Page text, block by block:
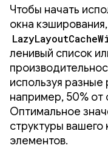
Чтобы начать
окна
ленивый список
используя
например, 50% от
Оптимальное
структуры вашего
элементов.